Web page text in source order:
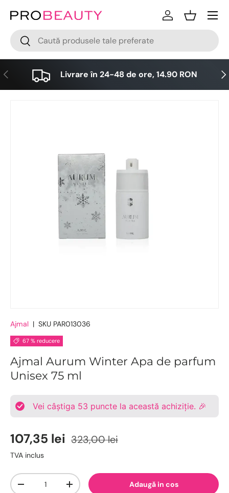
Sari la conținut
Cǎutare
Cǎutare
LogareCos
Meniu
Anterior Livrare în 24-48 de ore, 14.90 RON
Ajmal | SKU PAR013036
67 % reducere
Ajmal Aurum Winter Apa de parfum
Unisex 75 ml
Vei câștiga 53 puncte la această achiziție. 🎉
107,35 lei 323,00 lei
TVA inclus
Cantitate
-
+ Adaugă in cos